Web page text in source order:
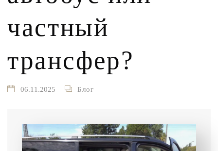
частный
трансфер?
06.11.2025 Блог